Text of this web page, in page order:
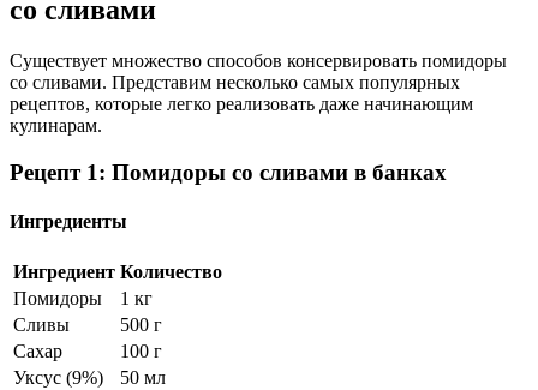
со сливами
Существует множество способов консервировать помидоры
со сливами. Представим несколько самых популярных
рецептов, которые легко реализовать даже начинающим
кулинарам.
Рецепт 1: Помидоры со сливами в банках
Ингредиенты
Ингредиент Количество
Помидоры
1 кг
Сливы
500 г
Сахар
100 г
Уксус (9%)
50 мл